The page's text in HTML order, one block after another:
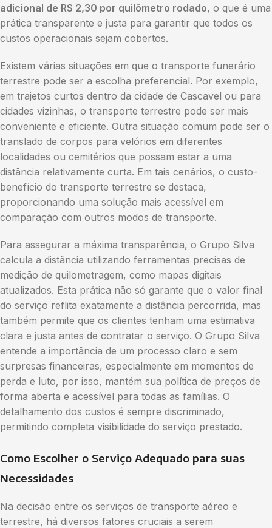
adicional de R$ 2,30 por quilômetro rodado, o que é uma
prática transparente e justa para garantir que todos os
custos operacionais sejam cobertos.
Existem várias situações em que o transporte funerário
terrestre pode ser a escolha preferencial. Por exemplo,
em trajetos curtos dentro da cidade de Cascavel ou para
cidades vizinhas, o transporte terrestre pode ser mais
conveniente e eficiente. Outra situação comum pode ser o
translado de corpos para velórios em diferentes
localidades ou cemitérios que possam estar a uma
distância relativamente curta. Em tais cenários, o custo-
benefício do transporte terrestre se destaca,
proporcionando uma solução mais acessível em
comparação com outros modos de transporte.
Para assegurar a máxima transparência, o Grupo Silva
calcula a distância utilizando ferramentas precisas de
medição de quilometragem, como mapas digitais
atualizados. Esta prática não só garante que o valor final
do serviço reflita exatamente a distância percorrida, mas
também permite que os clientes tenham uma estimativa
clara e justa antes de contratar o serviço. O Grupo Silva
entende a importância de um processo claro e sem
surpresas financeiras, especialmente em momentos de
perda e luto, por isso, mantém sua política de preços de
forma aberta e acessível para todas as famílias. O
detalhamento dos custos é sempre discriminado,
permitindo completa visibilidade do serviço prestado.
Como Escolher o Serviço Adequado para suas
Necessidades
Na decisão entre os serviços de transporte aéreo e
terrestre, há diversos fatores cruciais a serem